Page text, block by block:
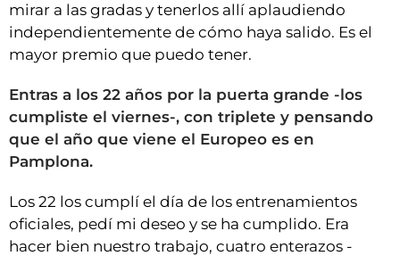
mirar a las gradas y tenerlos allí aplaudiendo
independientemente de cómo haya salido. Es el
mayor premio que puedo tener.
Entras a los 22 años por la puerta grande -los
cumpliste el viernes-, con triplete y pensando
que el año que viene el Europeo es en
Pamplona.
Los 22 los cumplí el día de los entrenamientos
oficiales, pedí mi deseo y se ha cumplido. Era
hacer bien nuestro trabajo, cuatro enterazos -